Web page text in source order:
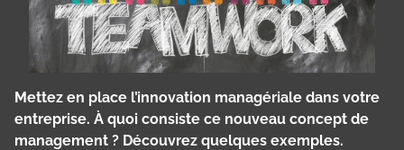
Mettez en place l’innovation managériale dans votre
entreprise. À quoi consiste ce nouveau concept de
management ? Découvrez quelques exemples.